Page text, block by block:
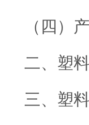
（四）
二、塑
三、塑